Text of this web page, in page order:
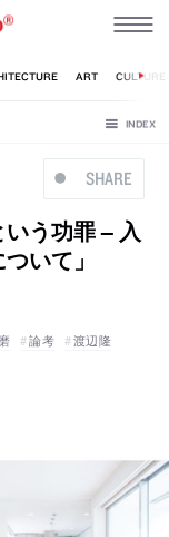
SHARE
う功罪 – 入
いて」
論考
渡辺隆